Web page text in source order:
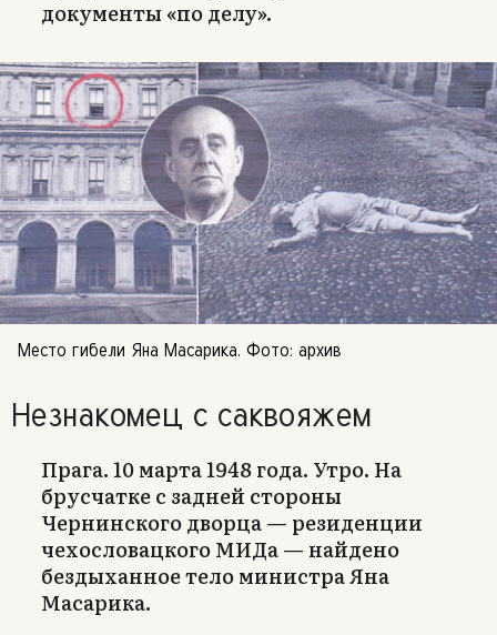
документы «по делу».
Место гибели Яна Масарика. Фото: архив
Незнакомец с саквояжем
Прага. 10 марта 1948 года. Утро. На
брусчатке с задней стороны
Чернинского дворца — резиденции
чехословацкого МИДа — найдено
бездыханное тело министра Яна
Масарика.